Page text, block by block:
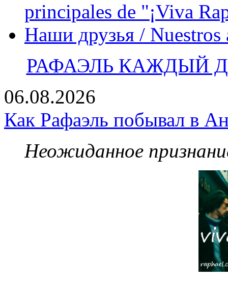
principales de "¡Viva
Наши друзья / Nuestros
РАФАЭЛЬ КАЖДЫЙ
06.08.2026
Как Рафаэль побывал в
Неожиданное